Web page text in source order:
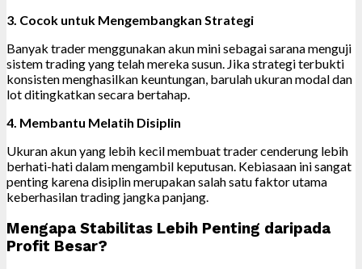
3. Cocok untuk Mengembangkan Strategi
Banyak trader menggunakan akun mini sebagai sarana menguji
sistem trading yang telah mereka susun. Jika strategi terbukti
konsisten menghasilkan keuntungan, barulah ukuran modal dan
lot ditingkatkan secara bertahap.
4. Membantu Melatih Disiplin
Ukuran akun yang lebih kecil membuat trader cenderung lebih
berhati-hati dalam mengambil keputusan. Kebiasaan ini sangat
penting karena disiplin merupakan salah satu faktor utama
keberhasilan trading jangka panjang.
Mengapa Stabilitas Lebih Penting daripada
Profit Besar?